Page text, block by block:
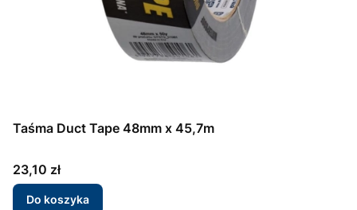
Taśma Duct Tape 48mm x 45,7m
Cena
23,10 zł
Do koszyka